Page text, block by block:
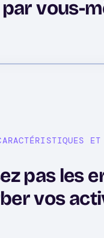
vous-
ET
pas les
vos